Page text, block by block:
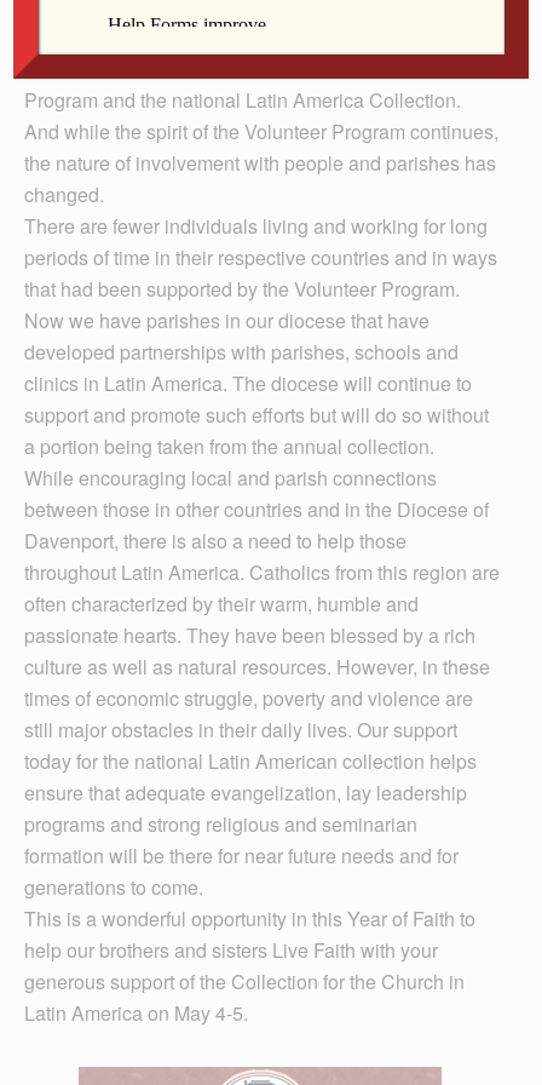
a collection that benefitted both the Diocesan Volunteer
Program and the national Latin America Collection.
And while the spirit of the Volunteer Program continues,
the nature of involvement with people and parishes has
changed.
There are fewer individuals living and working for long
periods of time in their respective countries and in ways
that had been supported by the Volunteer Program.
Now we have parishes in our diocese that have
developed partnerships with parishes, schools and
clinics in Latin America. The diocese will continue to
support and promote such efforts but will do so without
a portion being taken from the annual collection.
While encouraging local and parish connections
between those in other countries and in the Diocese of
Davenport, there is also a need to help those
throughout Latin America. Catholics from this region are
often characterized by their warm, humble and
passionate hearts. They have been blessed by a rich
culture as well as natural resources. However, in these
times of economic struggle, poverty and violence are
still major obstacles in their daily lives. Our support
today for the national Latin American collection helps
ensure that adequate evangelization, lay leadership
programs and strong religious and seminarian
formation will be there for near future needs and for
generations to come.
This is a wonderful opportunity in this Year of Faith to
help our brothers and sisters Live Faith with your
generous support of the Collection for the Church in
Latin America on May 4-5.